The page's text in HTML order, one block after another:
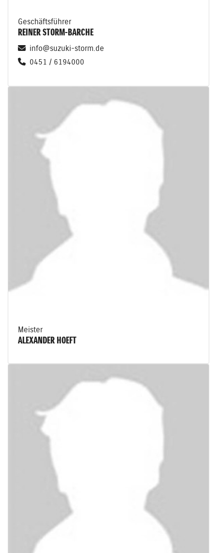
Geschäftsführer
REINER STORM-BARCHE
info@suzuki-storm.de
0451 / 6194000
Meister
ALEXANDER HOEFT